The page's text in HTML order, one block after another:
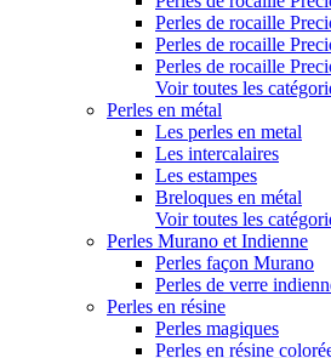
Perles de rocaille
Perles de rocaille
Perles de rocaille
Voir toutes les
Perles en métal
Les perles en metal
Les intercalaires
Les estampes
Breloques en métal
Voir toutes les
Perles Murano et Indienne
Perles façon Murano
Perles de verre
Perles en résine
Perles magiques
Perles en résine